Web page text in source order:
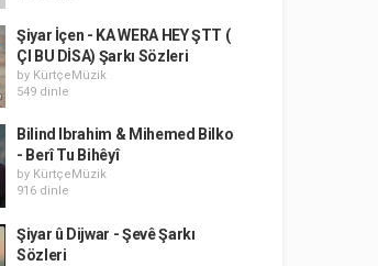
Şiyar İçen - KA WERA HEY ŞTT (
ÇI BU DİSA) Şarkı Sözleri
by KürtçeMüzik
549 dinle
Bilind Ibrahim & Mihemed Bilko
- Berî Tu Bihêyî
by KürtçeMüzik
916 dinle
Şiyar û Dijwar - Şevê Şarkı
Sözleri